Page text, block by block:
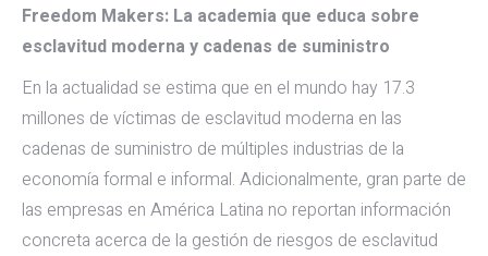
Freedom Makers: La academia que educa sobre
esclavitud moderna y cadenas de suministro
En la actualidad se estima que en el mundo hay 17.3
millones de víctimas de esclavitud moderna en las
cadenas de suministro de múltiples industrias de la
economía formal e informal. Adicionalmente, gran parte de
las empresas en América Latina no reportan información
concreta acerca de la gestión de riesgos de esclavitud